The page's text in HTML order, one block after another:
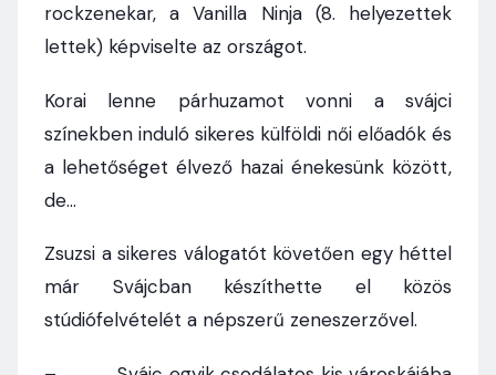
rockzenekar, a Vanilla Ninja (8. helyezettek
lettek) képviselte az országot.
Korai lenne párhuzamot vonni a svájci
színekben induló sikeres külföldi női előadók és
a lehetőséget élvező hazai énekesünk között,
de…
Zsuzsi a sikeres válogatót követően egy héttel
már Svájcban készíthette el közös
stúdiófelvételét a népszerű zeneszerzővel.